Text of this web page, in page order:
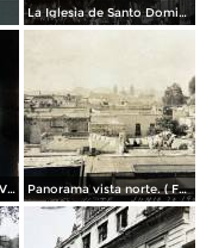
La Iglesia de Santo Domingo.
Patio del colegio de las Vizcainas por el fotografo Hugo Brehme. Panorama vista norte. ( Fechada el 20 de Junio de 1905 ).